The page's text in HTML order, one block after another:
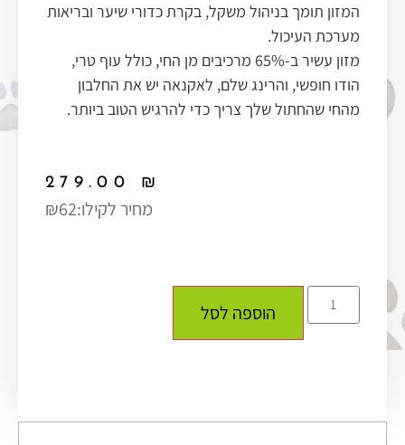
המזון תומך בניהול משקל, בקרת כדורי שיער ובריאות
מערכת העיכול.
מזון עשיר ב-65% מרכיבים מן החי, כולל עוף טרי,
הודו חופשי, והרינג שלם, לאקנאה יש את החלבון
מהחי שהחתול שלך צריך כדי להרגיש הטוב ביותר.
279.00 ₪
מחיר לקילו:₪62
הוספה לסל